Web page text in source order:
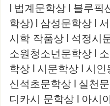
l 법계문학상 l 블루픽
학상) l 삼성문학상 l
시학 작품상 l 석정시
소원청소년문학상 l
학상 l 시문학상 l 시
신석초문학상 l 실천
디카시 문학상 l 아시